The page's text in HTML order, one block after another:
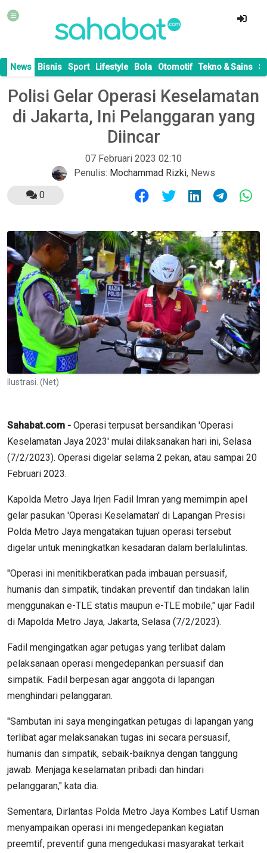
News Bisnis Sport Lifestyle Bola Otomotif Tekno & Sains
Polisi Gelar Operasi Keselamatan
di Jakarta, Ini Pelanggaran yang
Diincar
07 Februari 2023 02:10
Penulis: Mochammad Rizki, News
0
Ilustrasi. (Net)
Sahabat.com - Operasi terpusat bersandikan 'Operasi
Keselamatan Jaya 2023' mulai dilaksanakan hari ini, Selasa
(7/2/2023). Operasi digelar selama 2 pekan, atau sampai 20
Februari 2023.
Kapolda Metro Jaya Irjen Fadil Imran yang memimpin apel
gelar pasukan 'Operasi Keselamatan' di Lapangan Presisi
Polda Metro Jaya mengatakan tujuan operasi tersebut
digelar untuk meningkatkan kesadaran dalam berlalulintas.
"Operasi ini menitikberatkan pada imbauan persuasif,
humanis dan simpatik, tindakan preventif dan tindakan lalin
menggunakan e-TLE statis maupun e-TLE mobile," ujar Fadil
di Mapolda Metro Jaya, Jakarta, Selasa (7/2/2023).
Fadil mengingatkan agar petugas yang terlibat dalam
pelaksanaan operasi mengedepankan persuasif dan
simpatik. Fadil berpesan agar anggota di lapangan
menghindari pelanggaran.
"Sambutan ini saya mengingatkan petugas di lapangan yang
terlibat agar melaksanakan tugas ini secara persuasif,
humanis dan simpatik, sebaik-baiknya dengan tanggung
jawab. Menjaga keselamatan pribadi dan hindari
pelanggaran," kata dia.
Sementara, Dirlantas Polda Metro Jaya Kombes Latif Usman
menyampaikan operasi ini mengedepankan kegiatan
preemtif, preventif guna mengedukasi masyarakat terkait